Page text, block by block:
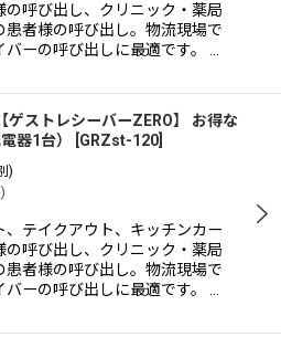
の呼び出し、クリニック・薬局
患者様の呼び出し。物流現場で
ーの呼び出しに最適です。 …
ゲストレシーバーZERO】 お得な
器1台）
GRZst-120
)
)
、テイクアウト、キッチンカー
の呼び出し、クリニック・薬局
患者様の呼び出し。物流現場で
ーの呼び出しに最適です。 …